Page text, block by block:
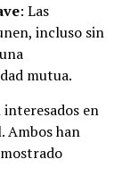
: Las
incluso sin
mutua.
en
Ambos han